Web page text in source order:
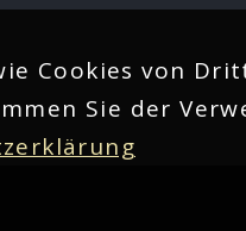
Cookies von
Sie der